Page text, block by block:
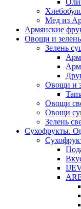
Мед из
Армянские
Овощи и зелень
Зелень
Овощи и
Овощи
Овощи
Зелень
Сухофрукты.